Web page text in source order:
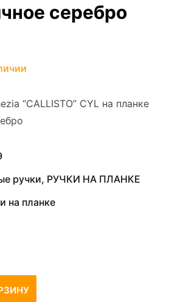
серебро
“CALLISTO” CYL на планке
ручки, РУЧКИ НА ПЛАНКЕ
на планке